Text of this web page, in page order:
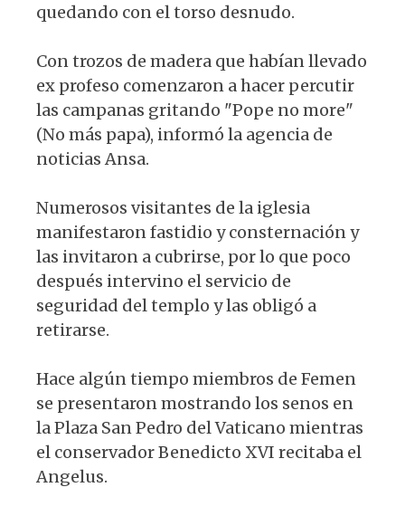
quedando con el torso desnudo.
Con trozos de madera que habían llevado
ex profeso comenzaron a hacer percutir
las campanas gritando "Pope no more"
(No más papa), informó la agencia de
noticias Ansa.
Numerosos visitantes de la iglesia
manifestaron fastidio y consternación y
las invitaron a cubrirse, por lo que poco
después intervino el servicio de
seguridad del templo y las obligó a
retirarse.
Hace algún tiempo miembros de Femen
se presentaron mostrando los senos en
la Plaza San Pedro del Vaticano mientras
el conservador Benedicto XVI recitaba el
Angelus.